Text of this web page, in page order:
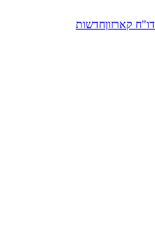
דו"ח קארזוןחדשות